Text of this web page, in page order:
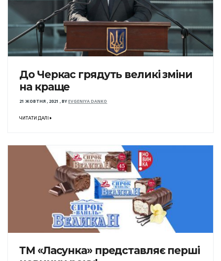
До Черкас грядуть великі зміни
на краще
21 ЖОВТНЯ , 2021 ,BYEVGENIYA DANKO
ЧИТАТИ ДАЛІ
ТМ «Ласунка» представляє перші